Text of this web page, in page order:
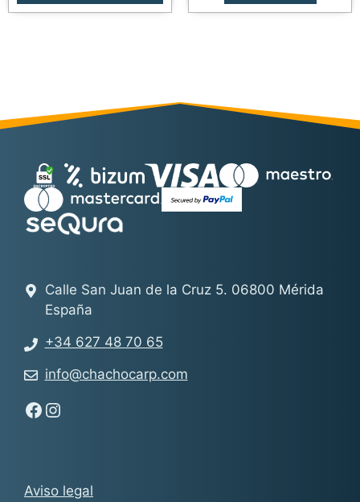
Aviso legal
Calle San Juan de la Cruz 5. 06800 Mérida
España
+34 627 48 70 65
info@chachocarp.com
Síguenos en Facebook - Chachocarp
Síguenos en Instagram - Chachocarp